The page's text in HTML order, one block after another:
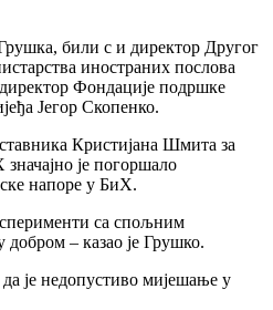
били с и директор Другог
иностраних послова
Фондације подршке
Јегор Скопенко.
Кристијана Шмита за
је погоршало
напоре у БиХ.
са спољним
– казао је Грушко.
је недопустиво мијешање у